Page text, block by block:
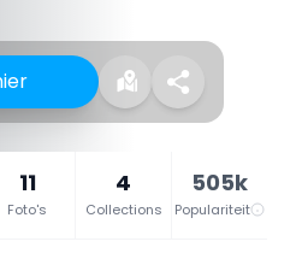
11
Foto's
4
Collections
505k
Populariteit